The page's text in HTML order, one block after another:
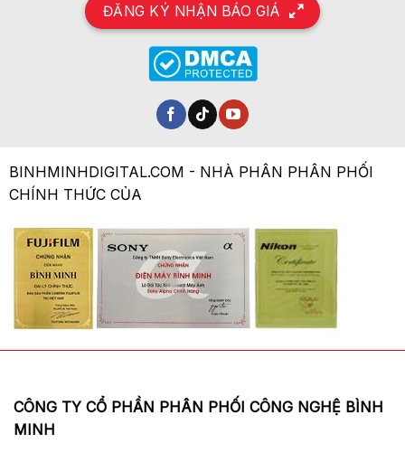
ĐĂNG KÝ NHẬN BÁO GIÁ
BINHMINHDIGITAL.COM - NHÀ PHÂN PHÂN PHỐI
CHÍNH THỨC CỦA
CÔNG TY CỔ PHẦN PHÂN PHỐI CÔNG NGHỆ BÌNH
MINH